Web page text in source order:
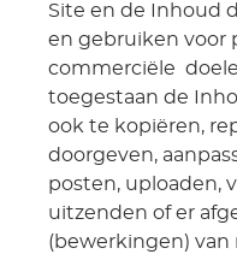
Site en de Inhoud
en gebruiken voor
commerciële
toegestaan de
ook te kopiëren,
doorgeven,
posten, uploaden,
uitzenden of er
(bewerkingen) van